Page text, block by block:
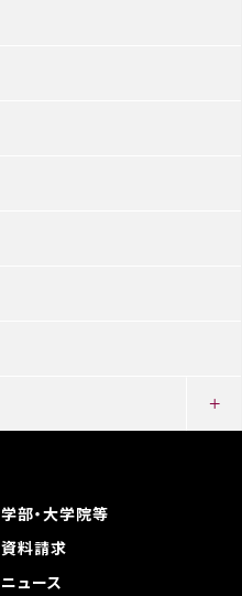
学部・大学院等
資料請求
ニュース